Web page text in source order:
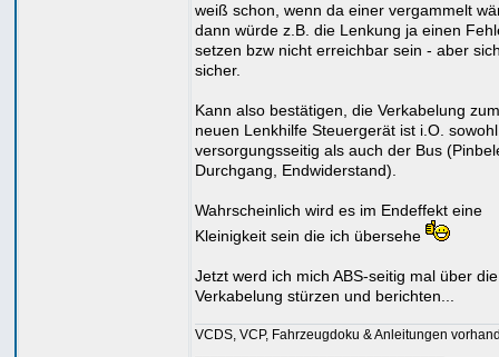
weiß schon, wenn da einer vergammelt
dann würde z.B. die Lenkung ja einen
setzen bzw nicht erreichbar sein - aber
sicher.
Kann also bestätigen, die Verkabelung zum
neuen Lenkhilfe Steuergerät ist i.O. sowohl
versorgungsseitig als auch der Bus
Durchgang, Endwiderstand).
Wahrscheinlich wird es im Endeffekt eine
Kleinigkeit sein die ich übersehe
Jetzt werd ich mich ABS-seitig mal über die
Verkabelung stürzen und berichten...
VCDS, VCP, Fahrzeugdoku & Anleitungen